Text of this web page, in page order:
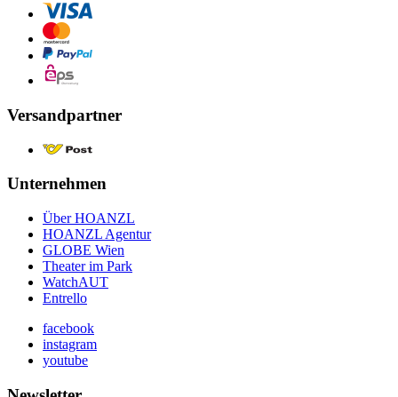
Versandpartner
Unternehmen
Über HOANZL
HOANZL Agentur
GLOBE Wien
Theater im Park
WatchAUT
Entrello
facebook
instagram
youtube